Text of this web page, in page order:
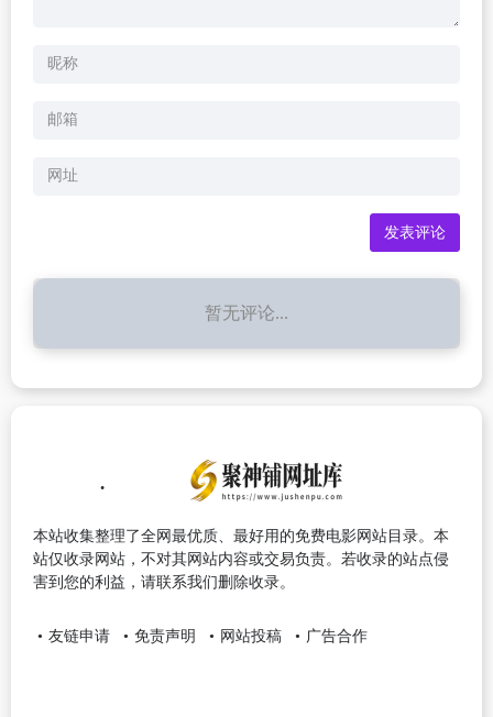
暂无评论...
本站收集整理了全网最优质、最好用的免费电影网站目录。本
站仅收录网站，不对其网站内容或交易负责。若收录的站点侵
害到您的利益，请联系我们删除收录。
友链申请 免责声明 网站投稿 广告合作